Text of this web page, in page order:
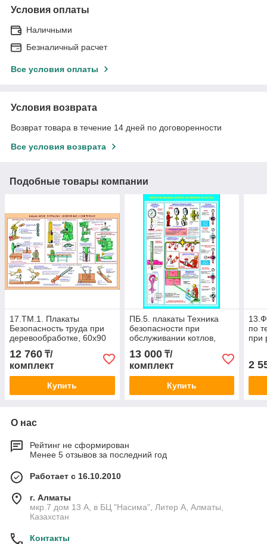
Условия оплаты
Наличными
Безналичный расчет
Все условия оплаты
Условия возврата
Возврат товара в течение 14 дней по договоренности
Все условия возврата
Подобные товары компании
17.ТМ.1. Плакаты
Безопасность труда при
деревообработке, 60х90
см, в комплекте 5 шт
(фотобумага)
12 760 ₸/
комплект
Купить
ПБ.5. плакаты Техника
безопасности при
обслуживании котлов,
90х60 см, 5 шт
13 000₸/
комплект
Купить
по
при
2
О нас
Рейтинг не сформирован
Менее 5 отзывов за последний год
Работает с 16.10.2010
г. Алматы
мкр.7 дом 13 А, в БЦ "Насима", Литер А, Алматы,
Казахстан
Контакты